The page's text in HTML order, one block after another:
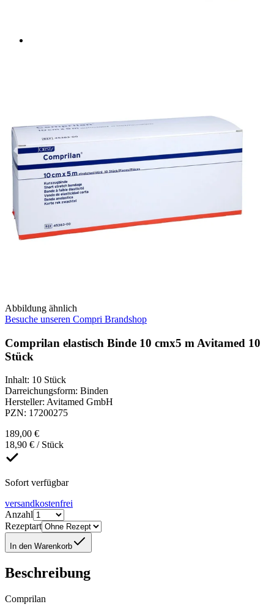
Abbildung ähnlich
Besuche unseren Compri Brandshop
Comprilan elastisch Binde 10 cmx5 m Avitamed 10
Stück
Inhalt: 10 Stück
Darreichungsform: Binden
Hersteller: Avitamed GmbH
PZN: 17200275
189,00 €
18,90 € / Stück
Sofort verfügbar
versandkostenfrei
Anzahl
Rezeptart
In den Warenkorb
Beschreibung
Comprilan